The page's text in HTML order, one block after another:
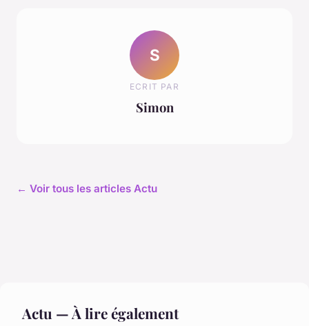
S
ECRIT PAR
Simon
← Voir tous les articles Actu
Actu — À lire également